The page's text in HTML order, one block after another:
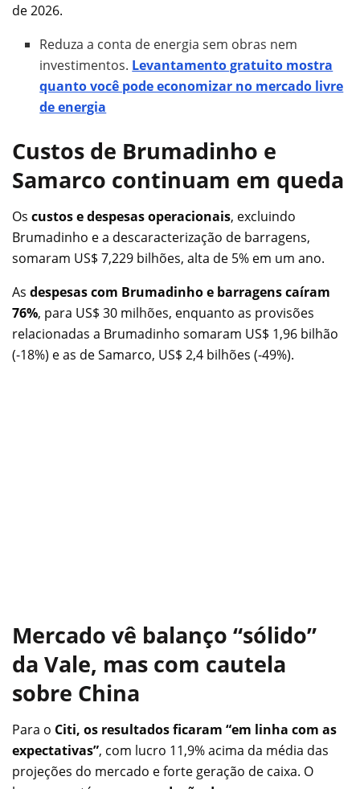
de 2026.
Reduza a conta de energia sem obras nem
investimentos. Levantamento gratuito mostra
quanto você pode economizar no mercado livre
de energia
Custos de Brumadinho e
Samarco continuam em queda
Os custos e despesas operacionais, excluindo
Brumadinho e a descaracterização de barragens,
somaram US$ 7,229 bilhões, alta de 5% em um ano.
As despesas com Brumadinho e barragens caíram
76%, para US$ 30 milhões, enquanto as provisões
relacionadas a Brumadinho somaram US$ 1,96 bilhão
(-18%) e as de Samarco, US$ 2,4 bilhões (-49%).
Mercado vê balanço “sólido”
da Vale, mas com cautela
sobre China
Para o Citi, os resultados ficaram “em linha com as
expectativas”, com lucro 11,9% acima da média das
projeções do mercado e forte geração de caixa. O